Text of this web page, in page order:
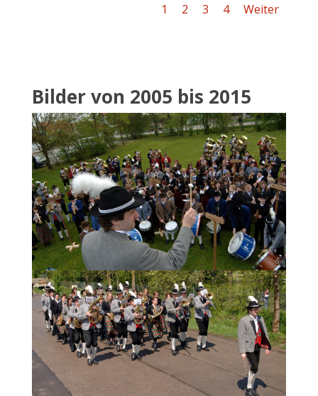
1 2 3 4 Weiter
Bilder von 2005 bis 2015